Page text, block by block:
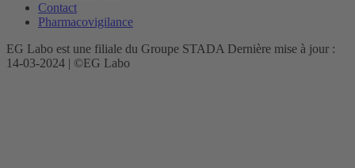
Contact
Pharmacovigilance
EG Labo est une filiale du Groupe STADA Dernière mise à jour :
14-03-2024 | ©EG Labo